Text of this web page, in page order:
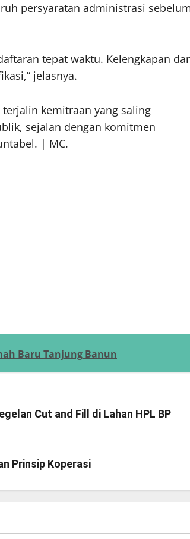
persyaratan administrasi
tepat waktu. Kelengkapan
jelasnya.
kemitraan yang saling
sejalan dengan komitmen
| MC.
Baru Tanjung Banun
Cut and Fill di Lahan HPL BP
Prinsip Koperasi